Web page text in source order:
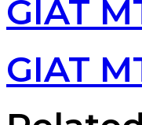
GIAT
GIAT